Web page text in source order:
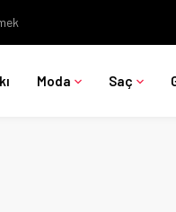
Moda Saç